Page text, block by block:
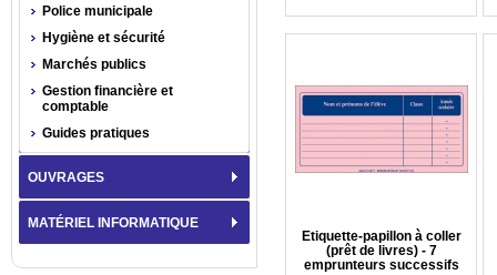
Etiquette-papillon à coller
(prêt de livres) - 7
emprunteurs successifs
Police municipale
Hygiène et sécurité
Marchés publics
Gestion financière et
comptable
Guides pratiques
OUVRAGES
MATÉRIEL INFORMATIQUE